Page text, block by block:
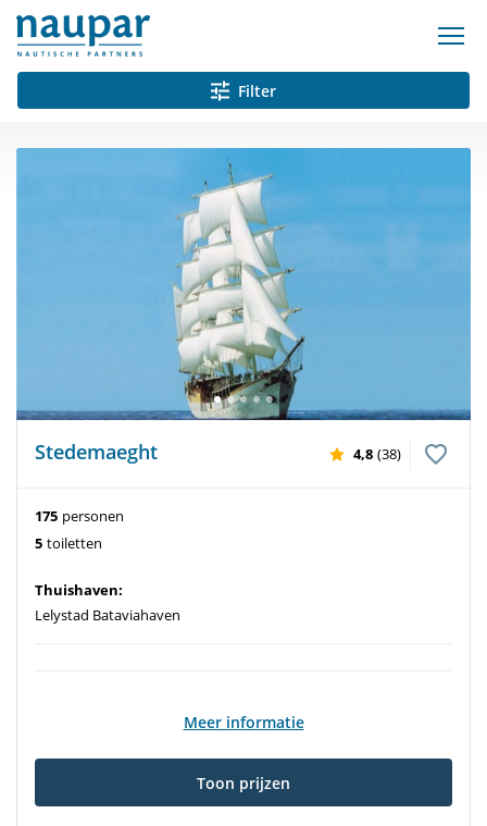
Filter
Stedemaeght 4,8 (38)
175 personen
5 toiletten
Thuishaven:
Lelystad Bataviahaven
Meer informatie
Toon prijzen